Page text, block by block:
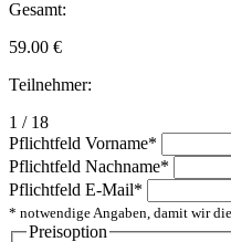
Gesamt:
59.00 €
Teilnehmer:
1 / 18
Pflichtfeld Vorname*
Pflichtfeld Nachname*
Pflichtfeld E-Mail*
* notwendige Angaben, damit wir
Preisoption